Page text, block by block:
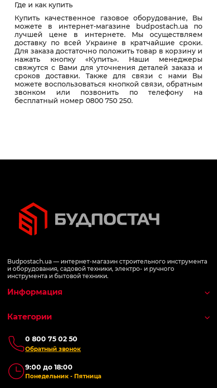
Где и как купить
Купить качественное газовое оборудование, Вы
можете в интернет-магазине budpostach.ua по
лучшей цене в интернете. Мы осуществляем
доставку по всей Украине в кратчайшие сроки.
Для заказа достаточно положить товар в корзину и
нажать кнопку «Купить». Наши менеджеры
свяжутся с Вами для уточнения деталей заказа и
сроков доставки. Также для связи с нами Вы
можете воспользоваться кнопкой связи, обратным
звонком или позвонить по телефону на
бесплатный номер 0800 750 250.
Budpostach.ua — интернет-магазин строительного инструмента
и оборудования, садовой техники, электро- и ручного
инструмента и бытовой техники.
0 800 75 02 50
Обратный звонок
9:00 до 18:00
Понедельник - Пятница
Информация
Категории